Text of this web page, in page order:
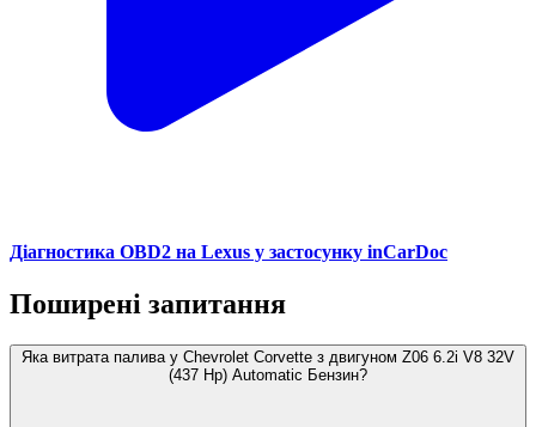
Діагностика OBD2 на Lexus у застосунку inCarDoc
Поширені запитання
Яка витрата палива у Chevrolet Corvette з двигуном Z06 6.2i V8 32V
(437 Hp) Automatic Бензин?